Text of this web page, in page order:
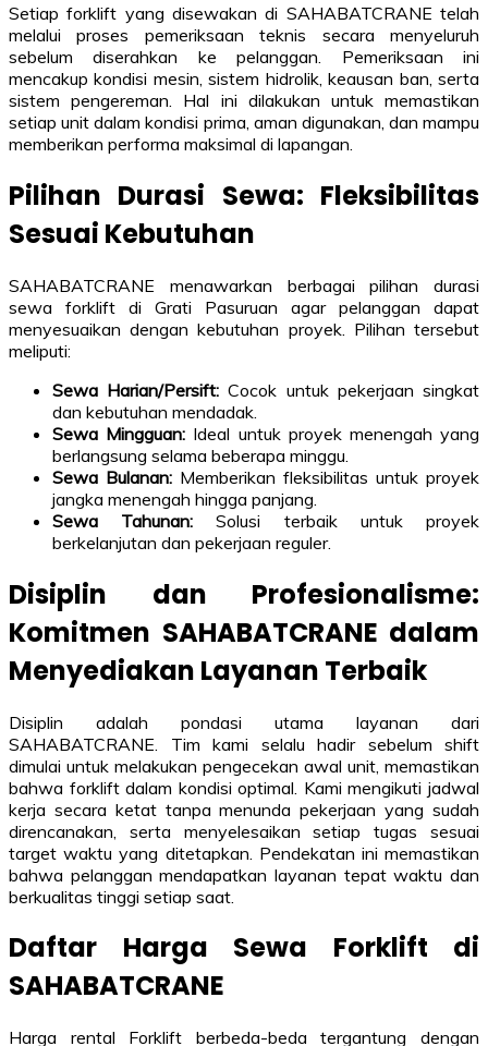
Setiap forklift yang disewakan di SAHABATCRANE telah
melalui proses pemeriksaan teknis secara menyeluruh
sebelum diserahkan ke pelanggan. Pemeriksaan ini
mencakup kondisi mesin, sistem hidrolik, keausan ban, serta
sistem pengereman. Hal ini dilakukan untuk memastikan
setiap unit dalam kondisi prima, aman digunakan, dan mampu
memberikan performa maksimal di lapangan.
Pilihan Durasi Sewa: Fleksibilitas
Sesuai Kebutuhan
SAHABATCRANE menawarkan berbagai pilihan durasi
sewa forklift di Grati Pasuruan agar pelanggan dapat
menyesuaikan dengan kebutuhan proyek. Pilihan tersebut
meliputi:
Sewa Harian/Persift: Cocok untuk pekerjaan singkat
dan kebutuhan mendadak.
Sewa Mingguan: Ideal untuk proyek menengah yang
berlangsung selama beberapa minggu.
Sewa Bulanan: Memberikan fleksibilitas untuk proyek
jangka menengah hingga panjang.
Sewa Tahunan: Solusi terbaik untuk proyek
berkelanjutan dan pekerjaan reguler.
Disiplin dan Profesionalisme:
Komitmen SAHABATCRANE dalam
Menyediakan Layanan Terbaik
Disiplin adalah pondasi utama layanan dari
SAHABATCRANE. Tim kami selalu hadir sebelum shift
dimulai untuk melakukan pengecekan awal unit, memastikan
bahwa forklift dalam kondisi optimal. Kami mengikuti jadwal
kerja secara ketat tanpa menunda pekerjaan yang sudah
direncanakan, serta menyelesaikan setiap tugas sesuai
target waktu yang ditetapkan. Pendekatan ini memastikan
bahwa pelanggan mendapatkan layanan tepat waktu dan
berkualitas tinggi setiap saat.
Daftar Harga Sewa Forklift di
SAHABATCRANE
Harga rental Forklift berbeda-beda tergantung dengan